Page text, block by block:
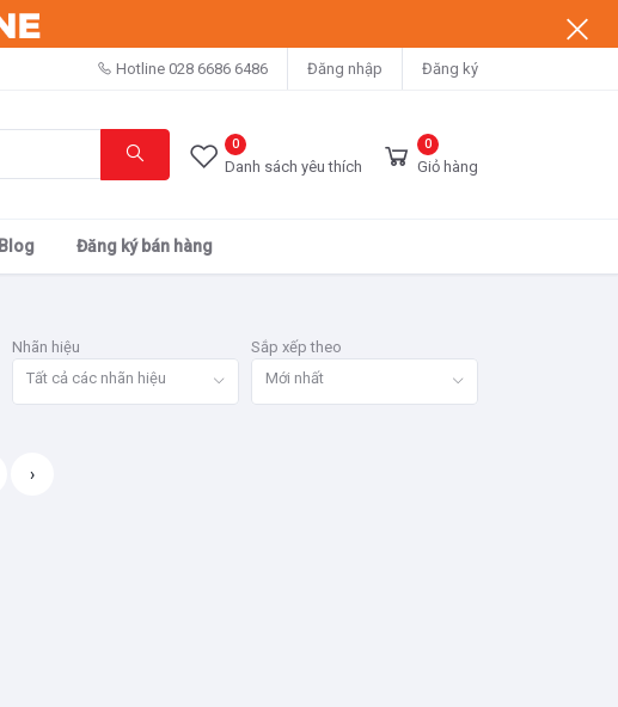
Hotline 028 6686 6486 Đăng nhập Đăng ký
0
Danh sách yêu thích
0
Giỏ hàng
Blog Đăng ký bán hàng
Nhãn hiệu
Tất cả các nhãn hiệu
Sắp xếp theo
Mới nhất
›